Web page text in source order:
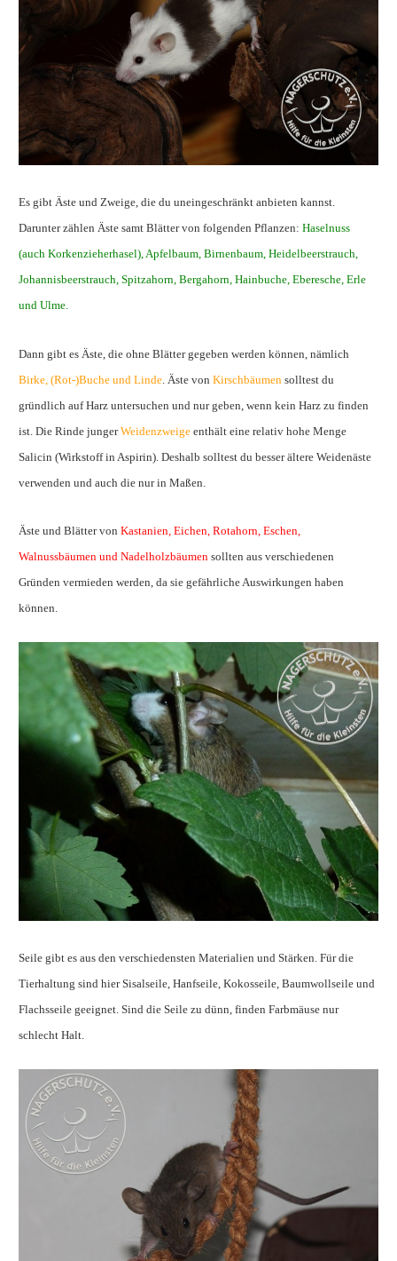
Es gibt Äste und Zweige, die du uneingeschränkt anbieten kannst.
Darunter zählen Äste samt Blätter von folgenden Pflanzen:Haselnuss
(auch Korkenzieherhasel), Apfelbaum, Birnenbaum, Heidelbeerstrauch,
Johannisbeerstrauch, Spitzahorn, Bergahorn, Hainbuche, Eberesche, Erle
und Ulme.
Dann gibt es Äste, die ohne Blätter gegeben werden können, nämlich
Birke, (Rot-)Buche und Linde . Äste vonKirschbäumen solltest du
gründlich auf Harz untersuchen und nur geben, wenn kein Harz zu finden
ist. Die Rinde jungerWeidenzweige enthält eine relativ hohe Menge
Salicin (Wirkstoff in Aspirin). Deshalb solltest du besser ältere Weidenäste
verwenden und auch die nur in Maßen.
Äste und Blätter vonKastanien, Eichen, Rotahorn, Eschen,
Walnussbäumen und Nadelholzbäumen sollten aus verschiedenen
Gründen vermieden werden, da sie gefährliche Auswirkungen haben
können.
Seile gibt es aus den verschiedensten Materialien und Stärken. Für die
Tierhaltung sind hier Sisalseile, Hanfseile, Kokosseile, Baumwollseile und
Flachsseile geeignet. Sind die Seile zu dünn, finden Farbmäuse nur
schlecht Halt.